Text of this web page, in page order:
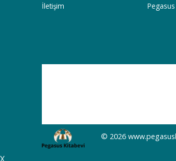
İletişim
Pegasus
© 2026